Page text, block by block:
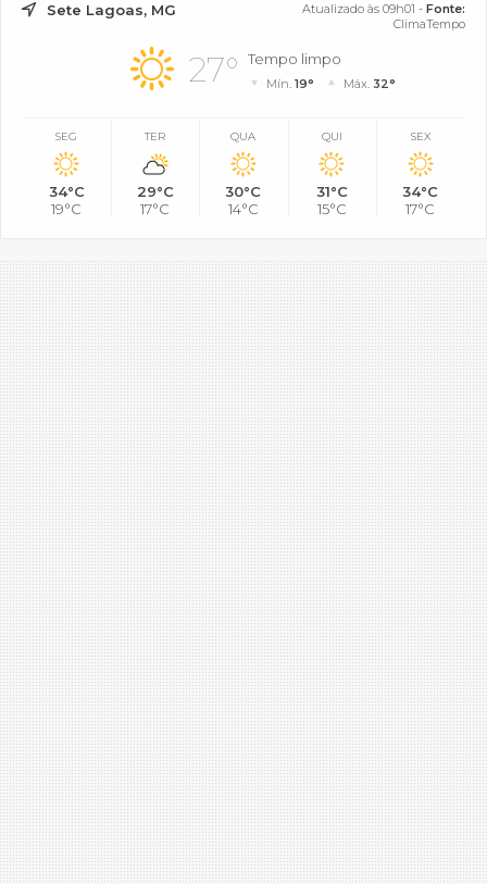
Sete Lagoas, MG Atualizado às 09h01 - Fonte:
ClimaTempo
27° Tempo limpo
Mín.19° Máx. 32°
SEG
34°C
19°C
TER
29°C
17°C
QUA
30°C
14°C
QUI
31°C
15°C
SEX
34°C
17°C